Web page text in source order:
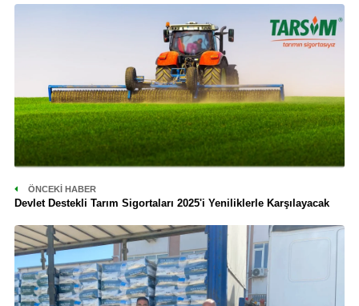
ÖNCEKI HABER
Devlet Destekli Tarım Sigortaları 2025'i Yeniliklerle Karşılayacak